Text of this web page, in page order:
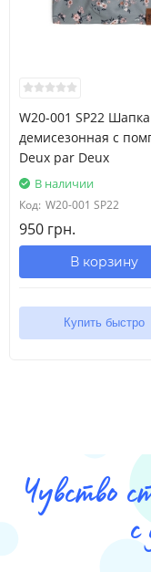
W20-001 SP22 Шапка
демисезонная с
Deux par Deux
В наличии
Код: W20-001 SP22
950 грн.
В корзину
Купить быстро
Чувство